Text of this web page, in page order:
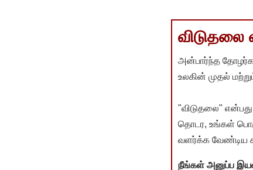
விடுதலை
அன்பார்ந்த
உலகின் முதல்
"விடுதலை"
தொடர, உங்கள்
வளர்க்க வேண்டிய
நீங்கள் அனுப்ப